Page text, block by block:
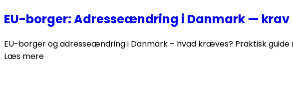
EU-borger: Adresseændring i Danmark — krav
EU-borger og adresseændring i Danmark – hvad kræves? Praktisk
Læs mere